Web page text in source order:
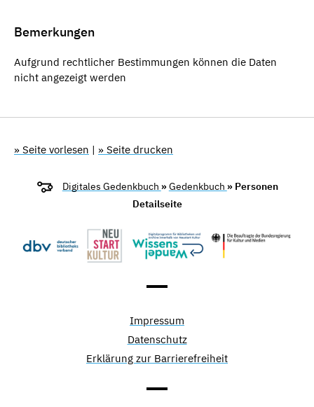
Bemerkungen
Aufgrund rechtlicher Bestimmungen können die Daten
nicht angezeigt werden
» Seite vorlesen | » Seite drucken
Digitales Gedenkbuch »Gedenkbuch » Personen
Detailseite
Impressum
Datenschutz
Erklärung zur Barrierefreiheit